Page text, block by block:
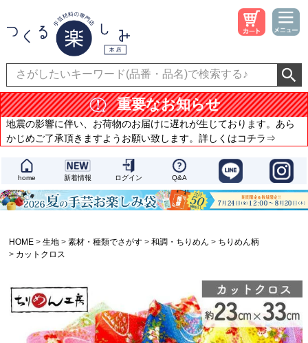
重要なお知らせ
地震の影響に伴い、お荷物のお届けに遅れが生じております。あら
かじめご了承頂きますようお願い致します。詳しくはコチラ⇒
home 新着情報 ログイン Q&A
HOME 生地 素材・種類でさがす 和調・ちりめん
ちりめん柄
カットクロス